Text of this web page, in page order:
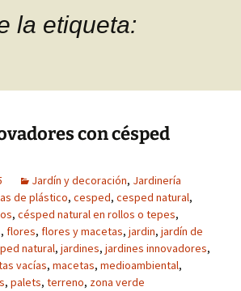
la etiqueta:
con césped
Jardín y decoración, Jardinería
de plástico, cesped, cesped natural,
, césped natural en rollos o tepes,
, flores, flores y macetas, jardin, jardín de
natural, jardines, jardines innovadores,
vacías, macetas, medioambiental,
, palets, terreno, zona verde